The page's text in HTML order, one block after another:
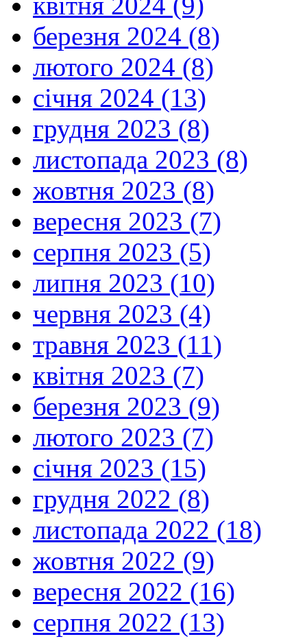
березня 2024 (8)
лютого 2024 (8)
січня 2024 (13)
грудня 2023 (8)
листопада 2023 (8)
жовтня 2023 (8)
вересня 2023 (7)
серпня 2023 (5)
липня 2023 (10)
червня 2023 (4)
травня 2023 (11)
квітня 2023 (7)
березня 2023 (9)
лютого 2023 (7)
січня 2023 (15)
грудня 2022 (8)
листопада 2022 (18)
жовтня 2022 (9)
вересня 2022 (16)
серпня 2022 (13)